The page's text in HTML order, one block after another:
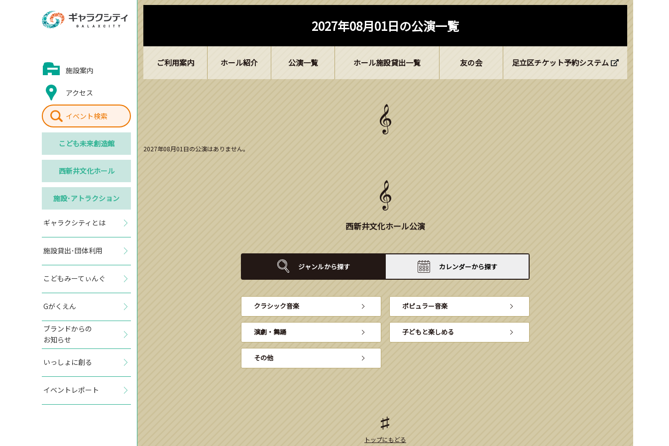
施設案内
アクセス
イベント検索
こども未来創造館
西新井文化ホール
施設･アトラクション
ギャラクシティとは
施設貸出･団体利用
こどもみーてぃんぐ
Gがくえん
ブランドからの
お知らせ
いっしょに創る
イベントレポート
2027年08月01日の公演一覧
ご利用案内 ホール紹介 公演一覧 ホール施設貸出一覧 友の会 足立区チケット予約システム
2027年08月01日の公演はありません。
西新井文化ホール公演
ジャンルから探す カレンダーから探す
クラシック音楽 ポピュラー音楽
演劇・舞踊 子どもと楽しめる
その他
トップにもどる